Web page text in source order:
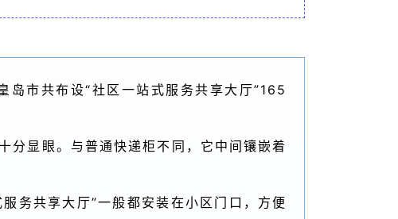
岛市共布设“社区一站式服务共享大厅”165
分显眼。与普通快递柜不同，它中间镶嵌着
务共享大厅”一般都安装在小区门口，方便